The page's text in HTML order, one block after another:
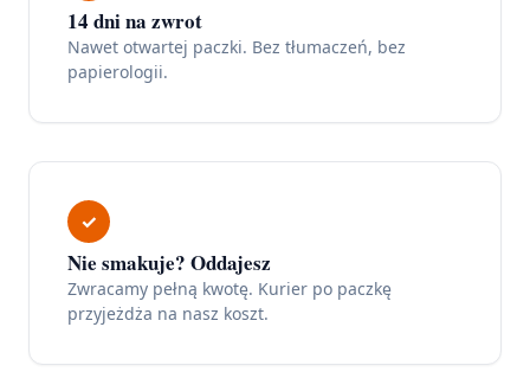
14 dni na zwrot
Nawet otwartej paczki. Bez tłumaczeń, bez
papierologii.
✓
Nie smakuje? Oddajesz
Zwracamy pełną kwotę. Kurier po paczkę
przyjeżdża na nasz koszt.